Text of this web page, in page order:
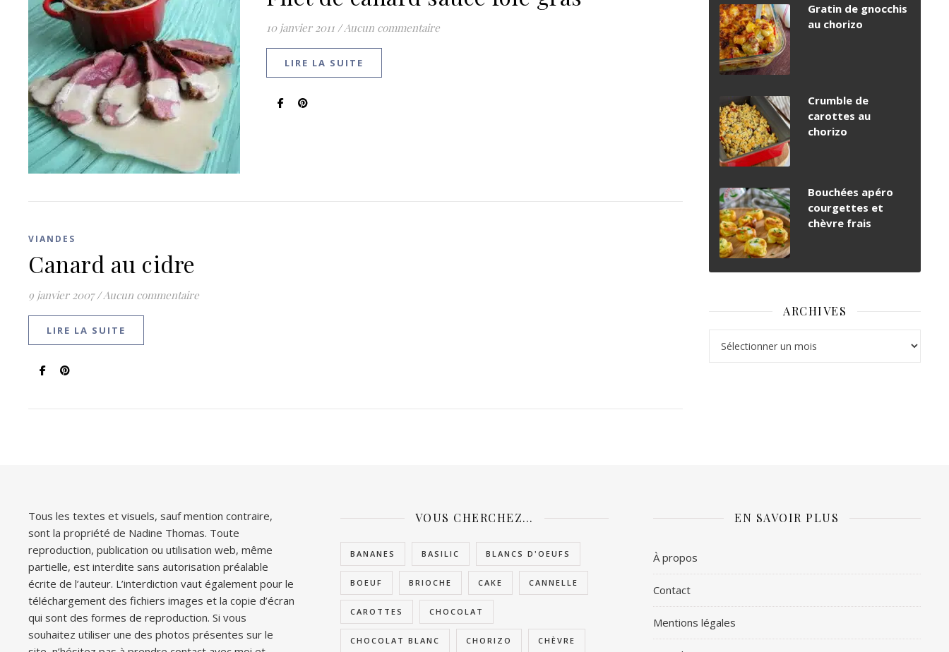
10 janvier 2011 /Aucun commentaire
LIRE LA SUITE
VIANDES
Canard au cidre
9 janvier 2007 /Aucun commentaire
LIRE LA SUITE
Gratin de gnocchis
au chorizo
Crumble de
carottes au
chorizo
Bouchées apéro
courgettes et
chèvre frais
ARCHIVES
Tous les textes et visuels, sauf mention contraire,
sont la propriété de Nadine Thomas. Toute
reproduction, publication ou utilisation web, même
partielle, est interdite sans autorisation préalable
écrite de l’auteur. L’interdiction vaut également pour le
téléchargement des fichiers images et la copie d’écran
qui sont des formes de reproduction. Si vous
souhaitez utiliser une des photos présentes sur le
VOUS CHERCHEZ…
BANANES BASILIC BLANCS D'OEUFS
BOEUF BRIOCHE CAKE CANNELLE
CAROTTES CHOCOLAT
CHOCOLAT BLANC CHORIZO CHÈVRE
EN SAVOIR PLUS
À propos
Contact
Mentions légales